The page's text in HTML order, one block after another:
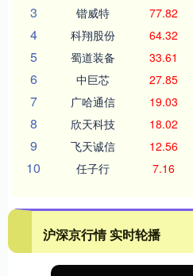
3 锴威特 77.82
4 科翔股份 64.32
5 蜀道装备 33.61
6 中巨芯 27.85
7 广哈通信 19.03
8 欣天科技 18.02
9 飞天诚信 12.56
10 任子行 7.16
沪深京行情 实时轮播